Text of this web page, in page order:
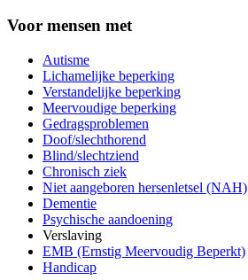
Voor mensen met
Autisme
Lichamelijke beperking
Verstandelijke beperking
Meervoudige beperking
Gedragsproblemen
Doof/slechthorend
Blind/slechtziend
Chronisch ziek
Niet aangeboren hersenletsel (NAH)
Dementie
Psychische aandoening
Verslaving
EMB (Ernstig Meervoudig Beperkt)
Handicap